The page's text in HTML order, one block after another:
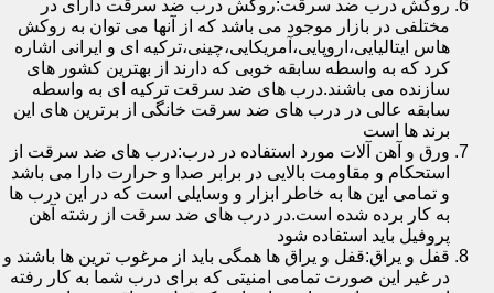
روکش درب ضد سرقت:روکش درب ضد سرقت دارای در
مختلفی در بازار موجود می باشد که از آنها می توان به روکش
هاس ایتالیایی،اروپایی،آمریکایی،چینی،ترکیه ای و ایرانی اشاره
کرد که به واسطه سابقه خوبی که دارند از بهترین کشور های
سازنده می باشند.درب های ضد سرقت ترکیه ای به واسطه
سابقه عالی در درب های ضد سرقت خانگی از برترین های این
برند ها است
ورق و آهن آلات مورد استفاده در درب:درب های ضد سرقت از
استحکام و مقاومت بالایی در برابر صدا و حرارت دارا می باشد
و تمامی این ها به خاطر ابزار و وسایلی است که در این درب ها
به کار برده شده است.در درب های ضد سرقت از رشته آهن
پروفیل باید استفاده شود
قفل و یراق:قفل و یراق ها همگی باید از مرغوب ترین ها باشند و
در غیر این صورت تمامی امنیتی که برای درب شما به کار رفته